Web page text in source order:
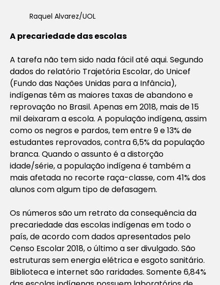
Raquel Alvarez/UOL
A precariedade das escolas
A tarefa não tem sido nada fácil até aqui. Segundo
dados do relatório Trajetória Escolar, do Unicef
(Fundo das Nações Unidas para a Infância),
indígenas têm as maiores taxas de abandono e
reprovação no Brasil. Apenas em 2018, mais de 15
mil deixaram a escola. A população indígena, assim
como os negros e pardos, tem entre 9 e 13% de
estudantes reprovados, contra 6,5% da população
branca. Quando o assunto é a distorção
idade/série, a população indígena é também a
mais afetada no recorte raça-classe, com 41% dos
alunos com algum tipo de defasagem.
Os números são um retrato da consequência da
precariedade das escolas indígenas em todo o
país, de acordo com dados apresentados pelo
Censo Escolar 2018, o último a ser divulgado. São
estruturas sem energia elétrica e esgoto sanitário.
Biblioteca e internet são raridades. Somente 6,84%